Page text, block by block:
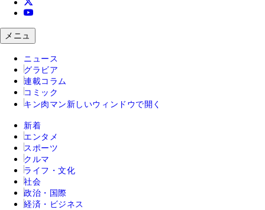
メニュ
ニュース
グラビア
連載コラム
コミック
キン肉マン 新しいウィンドウで開く
新着
エンタメ
スポーツ
クルマ
ライフ・文化
社会
政治・国際
経済・ビジネス